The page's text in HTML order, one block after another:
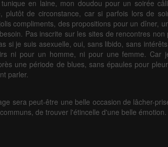
en laine, mon doudou pour un soirée
plutôt de circonstance, car si parfois lors de
compliments, des propositions pour un dîner,
Pas inscrite sur les sites de rencontres
si je suis asexuelle, oui, sans libido, sans
ni pour un homme, ni pour une femme. Car
une période de blues, sans épaules pour
parler.
sera peut-être une belle occasion de lâcher-
de trouver l'étincelle d'une belle émotion.